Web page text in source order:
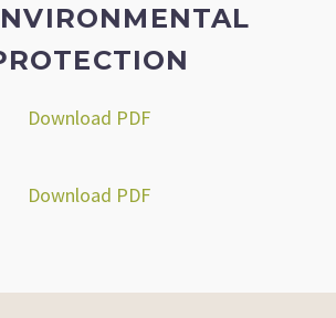
Download PDF
Download PDF